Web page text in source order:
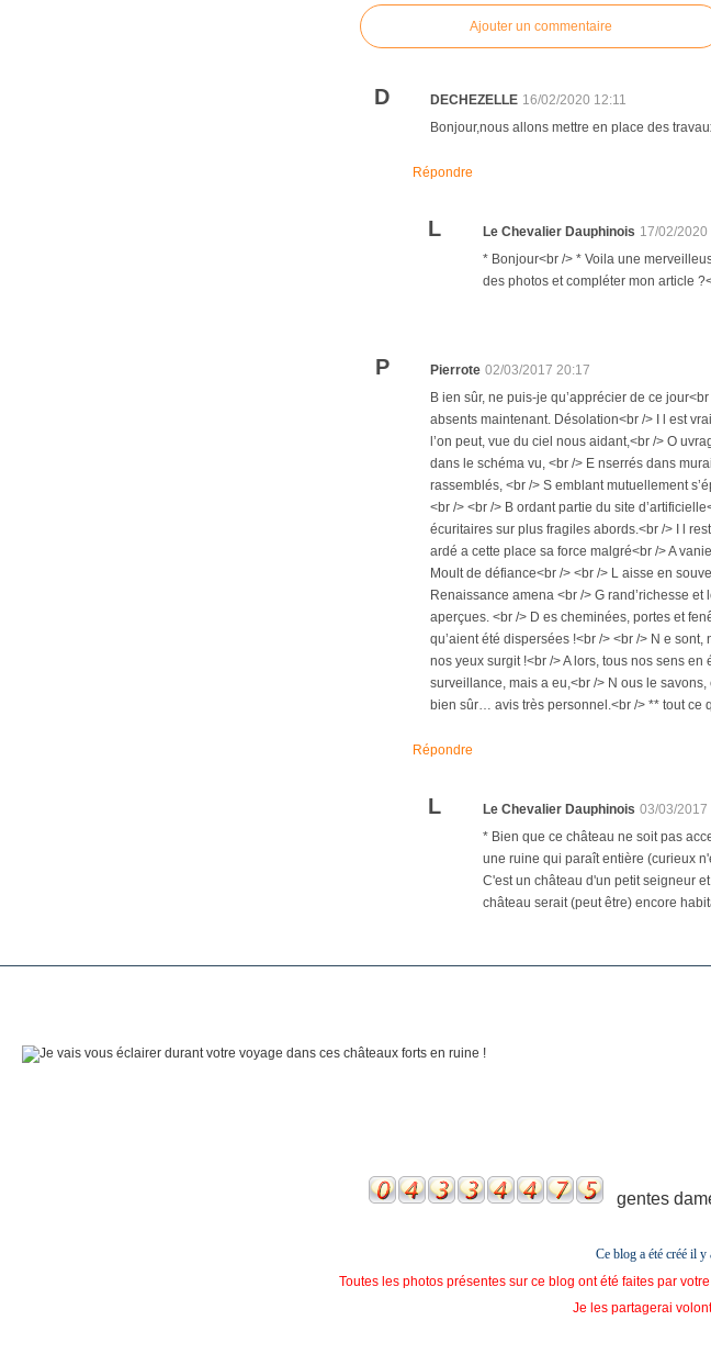
Ajouter un commentaire
D DECHEZELLE 16/02/2020 12:11
Bonjour,nous allons mettre en place des
Répondre
L Le Chevalier Dauphinois 17/02/2020
* Bonjour<br /> * Voila une
des photos et compléter mon article
P Pierrote 02/03/2017 20:17
B ien sûr, ne puis-je qu’apprécier de ce
absents maintenant. Désolation<br /> I l est
l’on peut, vue du ciel nous aidant,<br /> O
dans le schéma vu, <br /> E nserrés dans
rassemblés, <br /> S emblant mutuellement
<br /> <br /> B ordant partie du site
écuritaires sur plus fragiles abords.<br /> I l
ardé a cette place sa force malgré<br /> A
Moult de défiance<br /> <br /> L aisse en
Renaissance amena <br /> G rand’richesse
aperçues. <br /> D es cheminées, portes et
qu’aient été dispersées !<br /> <br /> N e
nos yeux surgit !<br /> A lors, tous nos sens
surveillance, mais a eu,<br /> N ous le
bien sûr… avis très personnel.<br /> ** tout ce
Répondre
L Le Chevalier Dauphinois 03/03/2017
* Bien que ce château ne soit pas
une ruine qui paraît entière (curieux
C'est un château d'un petit seigneur
château serait (peut être) encore
gentes
Ce blog a été créé il y
Toutes les photos présentes sur ce blog ont été faites par
Je les partagerai